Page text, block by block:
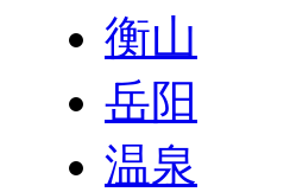
衡山
岳阳
温泉